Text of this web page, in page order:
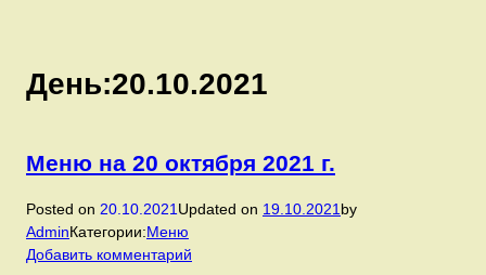
День:20.10.2021
Меню на 20 октября 2021 г.
Posted on 20.10.2021Updated on 19.10.2021by
AdminКатегории:Меню
Добавить комментарий